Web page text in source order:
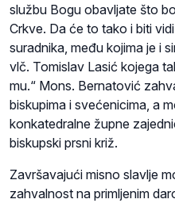
službu Bogu obavljate što
Crkve. Da će to tako i biti
suradnika, među kojima je i
vlč. Tomislav Lasić kojega
mu.“ Mons. Bernatović
biskupima i svećenicima, a
konkatedralne župne
biskupski prsni križ.
Završavajući misno slavlje
zahvalnost na primljenim